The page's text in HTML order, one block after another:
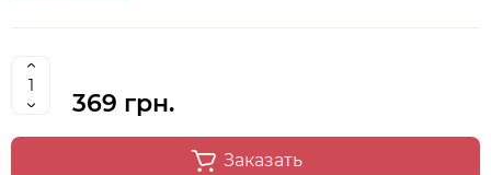
369 грн.
Заказать